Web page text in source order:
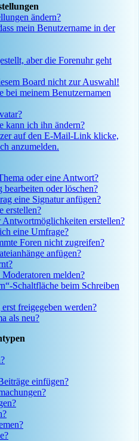
ändern?
mein Benutzername in der
aber die Forenuhr geht
Board nicht zur Auswahl!
bei meinem Benutzernamen
kann ich ihn ändern?
auf den E-Mail-Link klicke,
anzumelden.
oder eine Antwort?
oder löschen?
eine Signatur anfügen?
erstellen?
erstellen?
eine Umfrage?
Foren nicht zugreifen?
anfügen?
melden?
Schaltfläche beim Schreiben
freigegeben werden?
als neu?
einfügen?